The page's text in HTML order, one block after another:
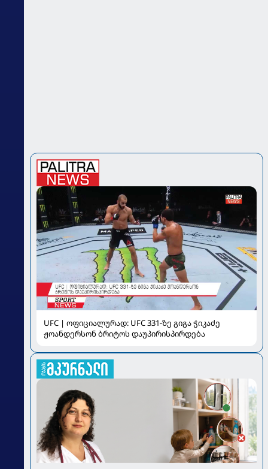
UFC | ოფიციალურად: UFC 331-ზე გიგა ჭიკაძე
ჟოანდერსონ ბრიტოს დაუპირისპირდება